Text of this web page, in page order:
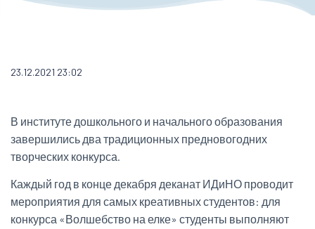
23.12.2021 23:02
В институте дошкольного и начального образования
завершились два традиционных предновогодних
творческих конкурса.
Каждый год в конце декабря деканат ИДиНО проводит
мероприятия для самых креативных студентов: для
конкурса «Волшебство на елке» студенты выполняют